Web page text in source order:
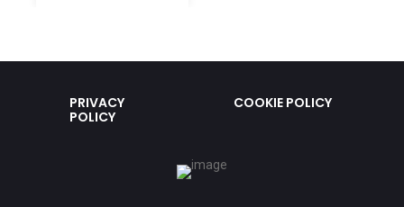
PRIVACY
POLICY
COOKIE POLICY